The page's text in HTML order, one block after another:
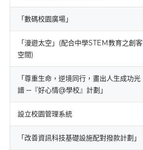
「數碼校園廣場」
「漫遊太空」(配合中學STEM教育之創客
空間)
「尊重生命，逆境同行，畫出人生成功光
譜 ─『好心情@學校』計劃」
設立校園管理系統
「改善資訊科技基礎設施配對撥款計劃」